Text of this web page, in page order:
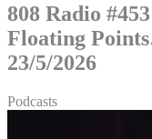
808 Radio
Floating
23/5/2026
Podcasts